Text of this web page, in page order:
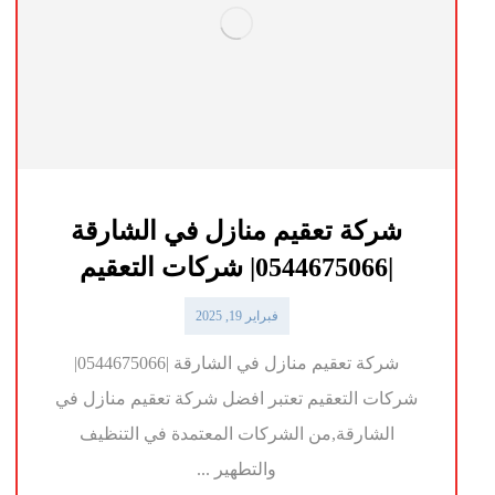
شركة تعقيم منازل في الشارقة
فبراير 19, 2025
شركة تعقيم منازل في الشارقة |0544675066|
شركات التعقيم تعتبر افضل شركة تعقيم منازل في
الشارقة,من الشركات المعتمدة في التنظيف
والتطهير ...